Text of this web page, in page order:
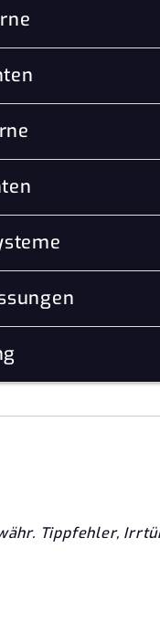
Tippfehler,